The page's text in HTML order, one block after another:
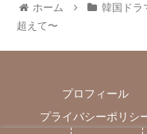
ホーム 韓国ドラ
超えて〜
プロフィール
プライバシーポリシ